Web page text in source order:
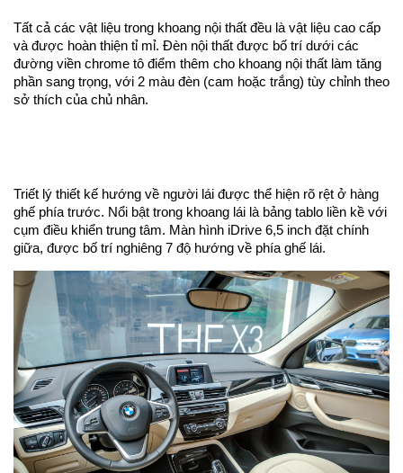
Tất cả các vật liệu trong khoang nội thất đều là vật liệu cao cấp
và được hoàn thiện tỉ mỉ. Đèn nội thất được bố trí dưới các
đường viền chrome tô điểm thêm cho khoang nội thất làm tăng
phần sang trọng, với 2 màu đèn (cam hoặc trắng) tùy chỉnh theo
sở thích của chủ nhân.
Triết lý thiết kế hướng về người lái được thể hiện rõ rệt ở hàng
ghế phía trước. Nổi bật trong khoang lái là bảng tablo liền kề với
cụm điều khiển trung tâm. Màn hình iDrive 6,5 inch đặt chính
giữa, được bố trí nghiêng 7 độ hướng về phía ghế lái.